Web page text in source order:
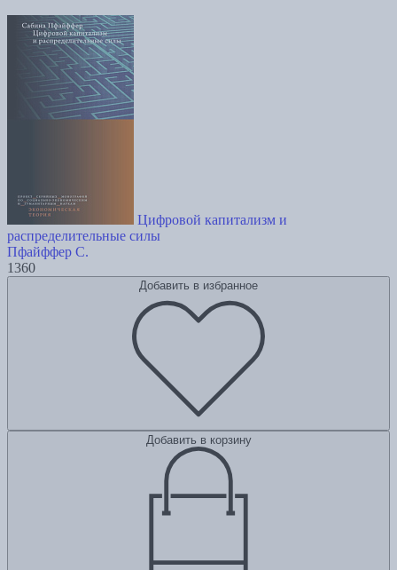
Цифровой капитализм и
распределительные силы
Пфайффер С.
1360
Добавить в избранное
Добавить в корзину